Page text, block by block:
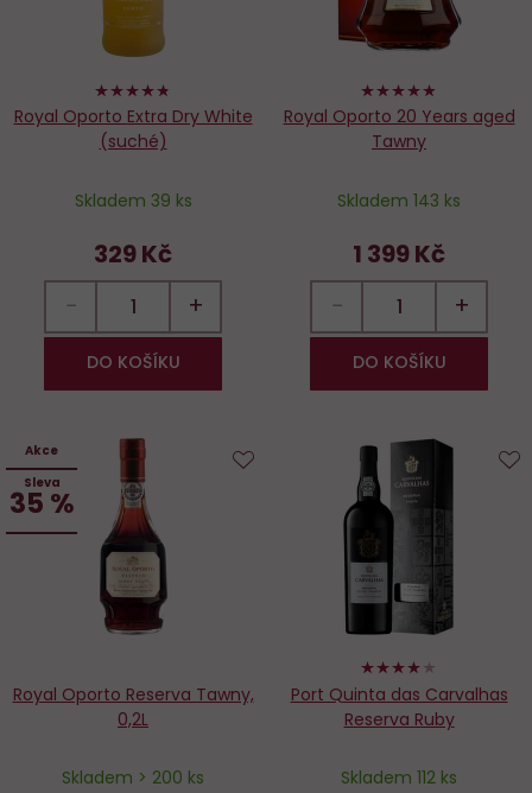
94%
Royal Oporto Extra Dry White
(suché)
Skladem 39 ks
329 Kč
− +
DO KOŠÍKU
96%
Royal Oporto 20 Years aged
Tawny
Skladem 143 ks
1 399 Kč
− +
DO KOŠÍKU
Akce
Sleva
35 %
Royal Oporto Reserva Tawny,
0,2L
Skladem > 200 ks
oblíbených
80%
Port Quinta das Carvalhas
Reserva Ruby
Skladem 112 ks